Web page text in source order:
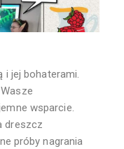
i jej bohaterami.
wsparcie.
dreszcz
próby nagrania